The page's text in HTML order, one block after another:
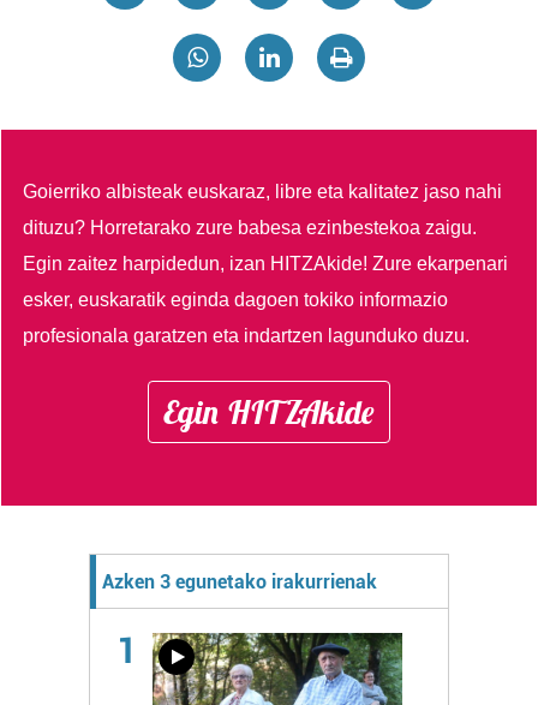
Goierriko albisteak euskaraz, libre eta kalitatez jaso nahi
dituzu? Horretarako zure babesa ezinbestekoa zaigu.
Egin zaitez harpidedun, izan HITZAkide!Zure ekarpenari
esker, euskaratik eginda dagoen tokiko informazio
profesionala garatzen eta indartzen lagunduko duzu.
Egin HITZAkide
Azken 3 egunetako irakurrienak
1